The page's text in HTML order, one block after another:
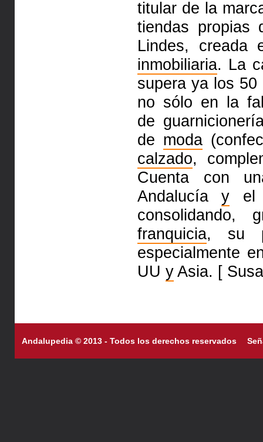
titular de la
tiendas
Lindes, creada
inmobiliaria. La
supera ya los
no sólo en la
de
de moda
calzado,
Cuenta con
Andalucíay el
consolidando,
franquicia, su
especialmente
UU yAsia. [
Andalupedia © 2013 - Todos los derechos reservados